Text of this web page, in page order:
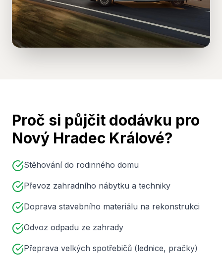
Proč si půjčit dodávku pro
Nový Hradec Králové?
Stěhování do rodinného domu
Převoz zahradního nábytku a techniky
Doprava stavebního materiálu na rekonstrukci
Odvoz odpadu ze zahrady
Přeprava velkých spotřebičů (lednice, pračky)